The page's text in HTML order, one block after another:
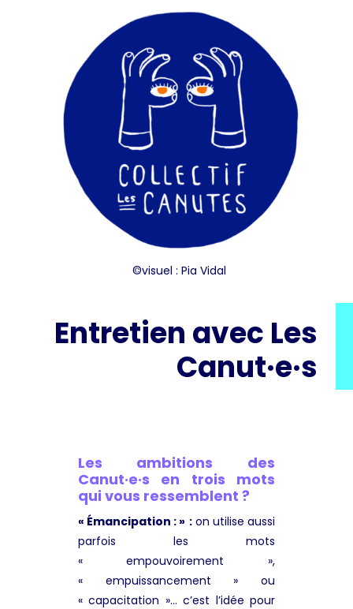
©visuel : Pia Vidal
Entretien avec Les
Canut·e·s
Les ambitions des
Canut·e·s en trois mots
qui vous ressemblent ?
« Émancipation : » :on utilise aussi
parfois les mots
« empouvoirement »,
« empuissancement » ou
« capacitation »… c’est l’idée pour